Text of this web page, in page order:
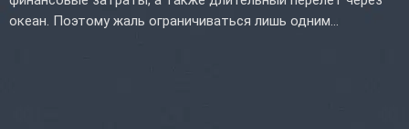
океан. Поэтому жаль ограничиваться лишь одним...